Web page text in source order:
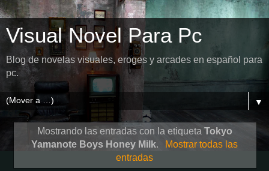
Visual Novel Para Pc
Blog de novelas visuales, eroges y arcades en español para
pc.
▼
Mostrando las entradas con la etiqueta Tokyo
Yamanote Boys Honey Milk.
Mostrar todas las
entradas